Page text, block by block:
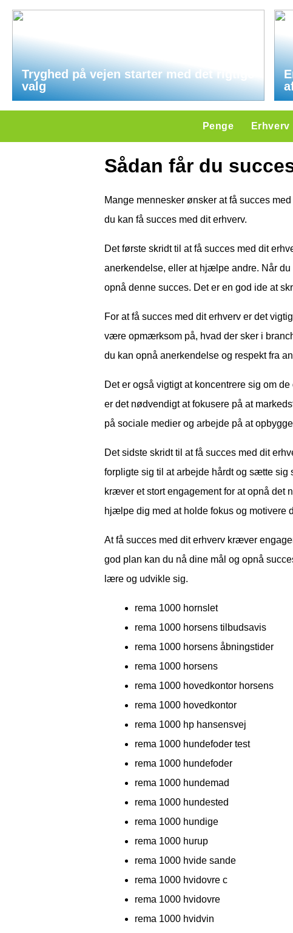
Tryghed på vejen starter med det rigtige
valg
Penge Erhverv
Sådan får du
Mange mennesker ønsker at få succes
du kan få succes med dit erhverv.
Det første skridt til at få succes med dit
anerkendelse, eller at hjælpe andre. Når
opnå denne succes. Det er en god ide at
For at få succes med dit erhverv er det
være opmærksom på, hvad der sker i
du kan opnå anerkendelse og respekt fra
Det er også vigtigt at koncentrere sig om
er det nødvendigt at fokusere på at
på sociale medier og arbejde på at
Det sidste skridt til at få succes med dit
forpligte sig til at arbejde hårdt og sætte sig
kræver et stort engagement for at opnå det
hjælpe dig med at holde fokus og motivere
At få succes med dit erhverv kræver
god plan kan du nå dine mål og opnå
lære og udvikle sig.
rema 1000 hornslet
rema 1000 horsens tilbudsavis
rema 1000 horsens åbningstider
rema 1000 horsens
rema 1000 hovedkontor horsens
rema 1000 hovedkontor
rema 1000 hp hansensvej
rema 1000 hundefoder test
rema 1000 hundefoder
rema 1000 hundemad
rema 1000 hundested
rema 1000 hundige
rema 1000 hurup
rema 1000 hvide sande
rema 1000 hvidovre c
rema 1000 hvidovre
rema 1000 hvidvin